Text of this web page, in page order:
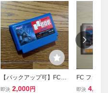
【バックアップ可】FC
悪魔の招待状 ファミコ
即決 2,000円
FC ファミ
システム
即決 4,500